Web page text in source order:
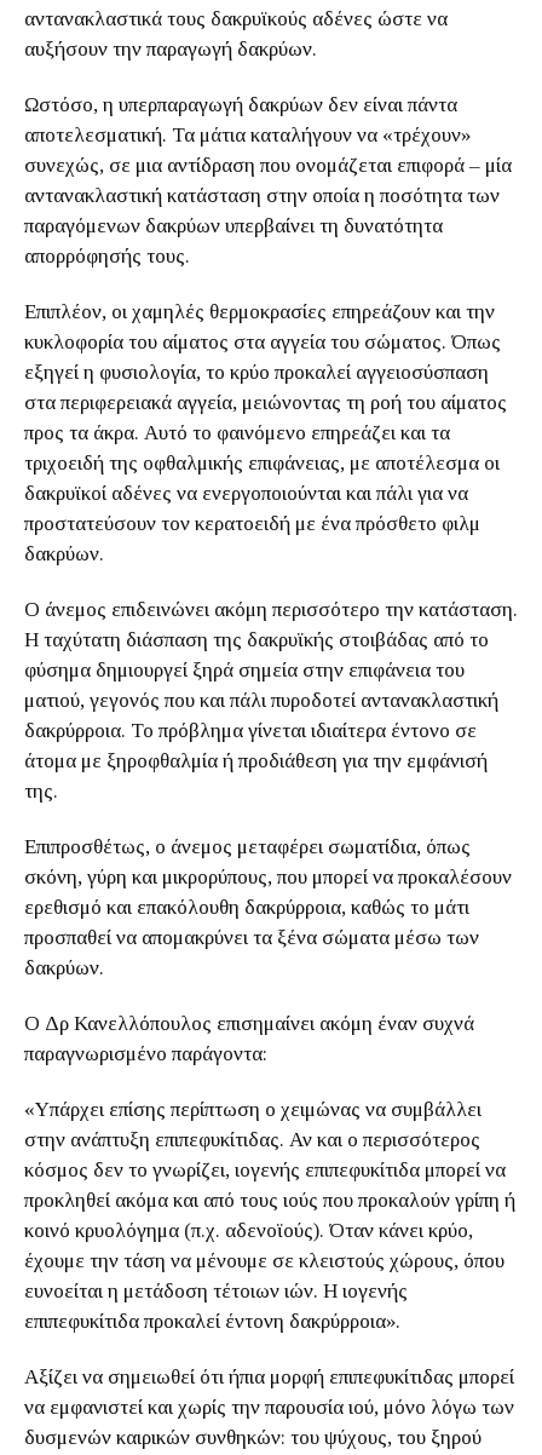
αντανακλαστικά τους δακρυϊκούς αδένες ώστε να
αυξήσουν την παραγωγή δακρύων.
Ωστόσο, η υπερπαραγωγή δακρύων δεν είναι πάντα
αποτελεσματική. Τα μάτια καταλήγουν να «τρέχουν»
συνεχώς, σε μια αντίδραση που ονομάζεται επιφορά – μία
αντανακλαστική κατάσταση στην οποία η ποσότητα των
παραγόμενων δακρύων υπερβαίνει τη δυνατότητα
απορρόφησής τους.
Επιπλέον, οι χαμηλές θερμοκρασίες επηρεάζουν και την
κυκλοφορία του αίματος στα αγγεία του σώματος. Όπως
εξηγεί η φυσιολογία, το κρύο προκαλεί αγγειοσύσπαση
στα περιφερειακά αγγεία, μειώνοντας τη ροή του αίματος
προς τα άκρα. Αυτό το φαινόμενο επηρεάζει και τα
τριχοειδή της οφθαλμικής επιφάνειας, με αποτέλεσμα οι
δακρυϊκοί αδένες να ενεργοποιούνται και πάλι για να
προστατεύσουν τον κερατοειδή με ένα πρόσθετο φιλμ
δακρύων.
Ο άνεμος επιδεινώνει ακόμη περισσότερο την κατάσταση.
Η ταχύτατη διάσπαση της δακρυϊκής στοιβάδας από το
φύσημα δημιουργεί ξηρά σημεία στην επιφάνεια του
ματιού, γεγονός που και πάλι πυροδοτεί αντανακλαστική
δακρύρροια. Το πρόβλημα γίνεται ιδιαίτερα έντονο σε
άτομα με ξηροφθαλμία ή προδιάθεση για την εμφάνισή
της.
Επιπροσθέτως, ο άνεμος μεταφέρει σωματίδια, όπως
σκόνη, γύρη και μικρορύπους, που μπορεί να προκαλέσουν
ερεθισμό και επακόλουθη δακρύρροια, καθώς το μάτι
προσπαθεί να απομακρύνει τα ξένα σώματα μέσω των
δακρύων.
Ο Δρ Κανελλόπουλος επισημαίνει ακόμη έναν συχνά
παραγνωρισμένο παράγοντα:
«Υπάρχει επίσης περίπτωση ο χειμώνας να συμβάλλει
στην ανάπτυξη επιπεφυκίτιδας. Αν και ο περισσότερος
κόσμος δεν το γνωρίζει, ιογενής επιπεφυκίτιδα μπορεί να
προκληθεί ακόμα και από τους ιούς που προκαλούν γρίπη ή
κοινό κρυολόγημα (π.χ. αδενοϊούς). Όταν κάνει κρύο,
έχουμε την τάση να μένουμε σε κλειστούς χώρους, όπου
ευνοείται η μετάδοση τέτοιων ιών. Η ιογενής
επιπεφυκίτιδα προκαλεί έντονη δακρύρροια».
Αξίζει να σημειωθεί ότι ήπια μορφή επιπεφυκίτιδας μπορεί
να εμφανιστεί και χωρίς την παρουσία ιού, μόνο λόγω των
δυσμενών καιρικών συνθηκών: του ψύχους, του ξηρού